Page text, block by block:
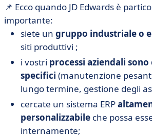
📌 Ecco quando JD Edwards è
importante:
siete un gruppo industriale o
siti produttivi ;
i vostri processi aziendali sono
specifici (manutenzione
lungo termine, gestione degli
cercate un sistema ERP
personalizzabile che possa
internamente;